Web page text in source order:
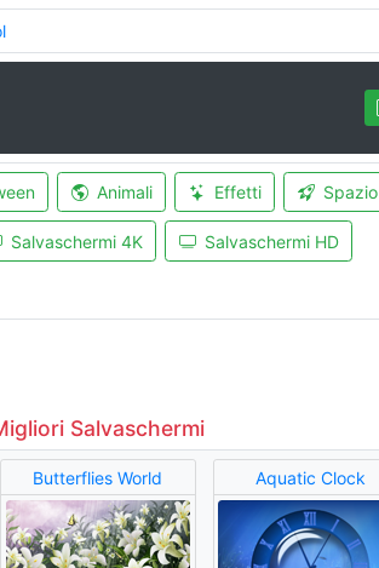
Animali Effetti Spazio
Salvaschermi 4K Salvaschermi HD
Salvaschermi
Butterflies World Aquatic Clock